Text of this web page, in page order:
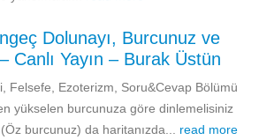
Dolunayı, Burcunuz ve
Canlı Yayın – Burak Üstün
Felsefe, Ezoterizm, Soru&Cevap Bölümü
yükselen burcunuza göre dinlemelisiniz
burcunuz) da haritanızda... read more